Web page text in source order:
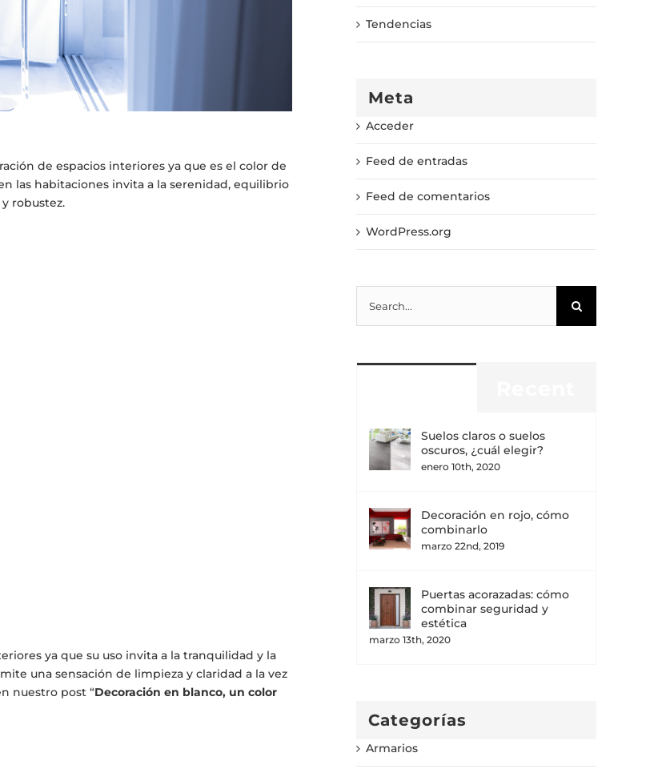
de espacios interiores ya que es el color de
las habitaciones invita a la serenidad, equilibrio
robustez.
ya que su uso invita a la tranquilidad y la
una sensación de limpieza y claridad a la vez
nuestro post “Decoración en blanco, un color
Tendencias
Meta
Acceder
Feed de entradas
Feed de comentarios
WordPress.org
for:
Suelos claros o suelos
oscuros, ¿cuál elegir?
enero 10th, 2020
Decoración en rojo, cómo
combinarlo
marzo 22nd, 2019
Puertas acorazadas: cómo
combinar seguridad y
estética
marzo 13th, 2020
Categorías
Armarios